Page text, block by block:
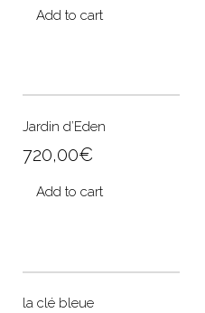
Add to cart
Jardin d’Eden
720,00€
Add to cart
la clé bleue